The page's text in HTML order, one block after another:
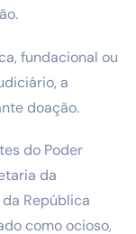
fundacional ou
a
doação.
do Poder
da
República
como ocioso,